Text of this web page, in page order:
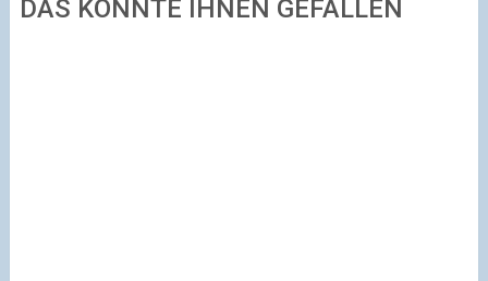
DAS KÖNNTE IHNEN GEFALLEN